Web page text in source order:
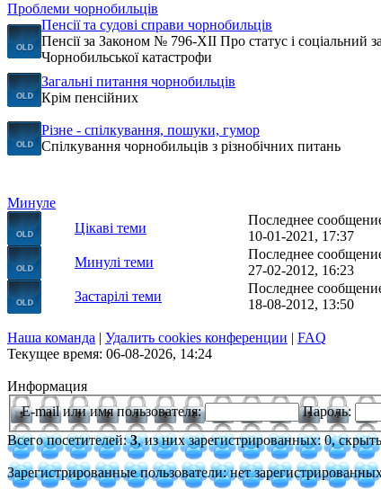
Проблеми чорнобильців
Пенсії та судові справи чорнобильців
Пенсії за Законом № 796-XII Про статус і соціальний
Чорнобильської катастрофи
Загальні питання чорнобильців
Крім пенсійних
Різне - спілкування, пошуки, гумор
Спілкування чорнобильців з різнобічних питань
Минуле
Цікаві теми
Последнее
10-01-2021, 17:37
Минулі теми
Последнее
27-02-2012, 16:23
Застарілі теми
Последнее
18-08-2012, 13:50
Наша команда Удалить cookies конференции
FAQ
Текущее время: 06-08-2026, 14:24
Информация
E-mail или имя пользователя:
Пароль:
Всего посетителей:3, из них зарегистрированных: 0,
Зарегистрированные пользователи: нет